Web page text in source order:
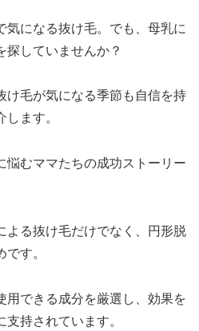
気になる抜け毛。でも、母乳に
探していませんか？
け毛が気になる季節も自信を持
ます。
悩むママたちの成功ストーリー
よる抜け毛だけでなく、円形脱
す。
用できる成分を厳選し、効果を
持されています。